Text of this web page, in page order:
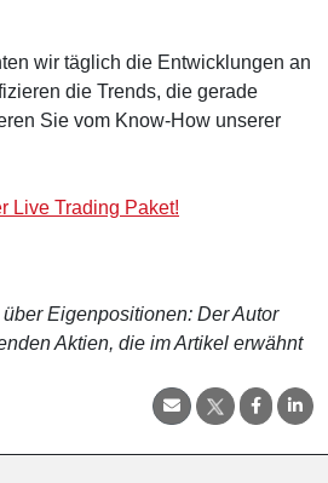
wir täglich die Entwicklungen an
die Trends, die gerade
Sie vom Know-How unserer
Live Trading Paket!
Eigenpositionen: Der Autor
Aktien, die im Artikel erwähnt